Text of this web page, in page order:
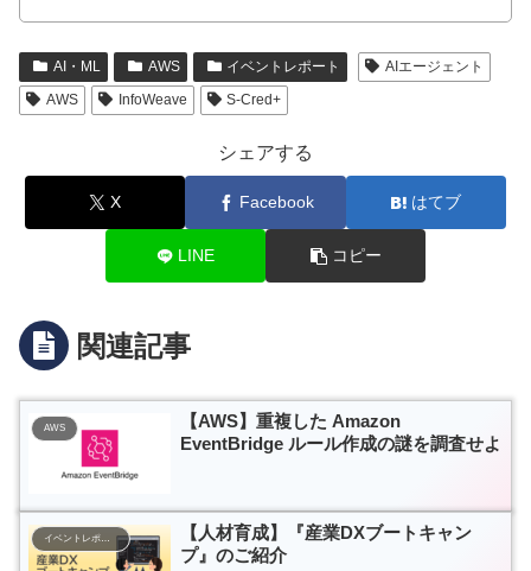
AI・ML AWS イベントレポート
AIエージェント
AWS
InfoWeave S-Cred+
シェアする
X Facebook はてブ
LINE コピー
関連記事
AWS
【AWS】重複した Amazon
EventBridge ルール作成の謎を調査せよ
イベントレポート
【人材育成】『産業DXブートキャン
プ』のご紹介